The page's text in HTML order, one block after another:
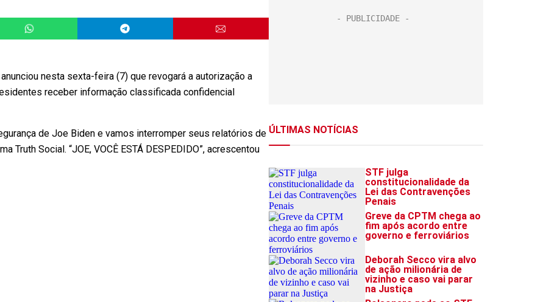
nesta sexta-feira (7) que revogará a autorização a
receber informação classificada confidencial
de Joe Biden e vamos interromper seus relatórios de
Truth Social. “JOE, VOCÊ ESTÁ DESPEDIDO”, acrescentou